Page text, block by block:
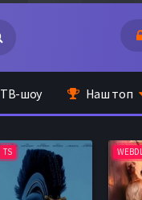
ТВ-шоу Наш топ
TS WEBDL